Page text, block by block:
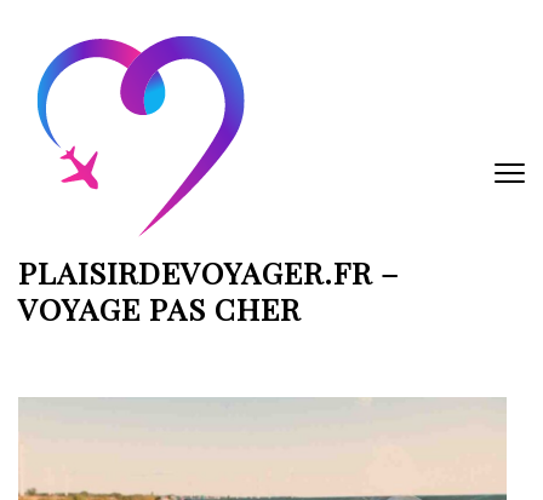
contenu
(Pressez
Entrée)
PLAISIRDEVOYAGER.FR –
VOYAGE PAS CHER